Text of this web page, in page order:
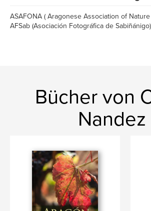
ASAFONA ( Aragonese Association of
AFSab (Asociación Fotográfica de Sabiñánigo)
Bücher von
Nandez